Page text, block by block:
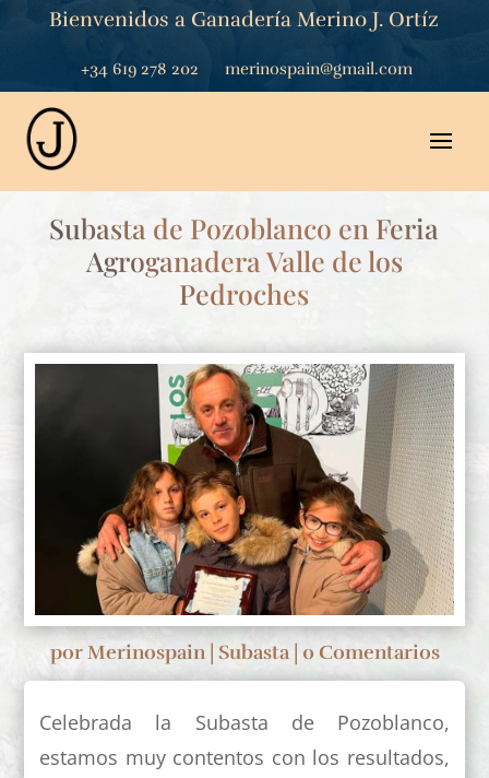
Bienvenidos a Ganadería Merino J. Ortíz
+34 619 278 202 merinospain@gmail.com
Subasta de Pozoblanco en Feria
Agroganadera Valle de los
Pedroches
porMerinospain| Subasta| 0 Comentarios
Celebrada la Subasta de Pozoblanco,
estamos muy contentos con los resultados,